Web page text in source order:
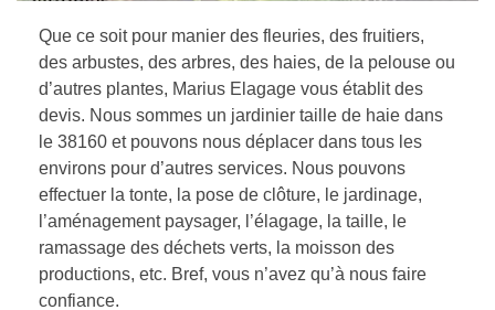
Que ce soit pour manier des fleuries, des fruitiers,
des arbustes, des arbres, des haies, de la pelouse ou
d’autres plantes, Marius Elagage vous établit des
devis. Nous sommes un jardinier taille de haie dans
le 38160 et pouvons nous déplacer dans tous les
environs pour d’autres services. Nous pouvons
effectuer la tonte, la pose de clôture, le jardinage,
l’aménagement paysager, l’élagage, la taille, le
ramassage des déchets verts, la moisson des
productions, etc. Bref, vous n’avez qu’à nous faire
confiance.